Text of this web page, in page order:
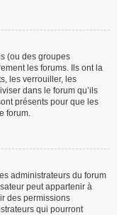
(ou des groupes
les forums. Ils ont la
les verrouiller, les
dans le forum qu’ils
présents pour que les
forum.
administrateurs du forum
peut appartenir à
des permissions
qui pourront